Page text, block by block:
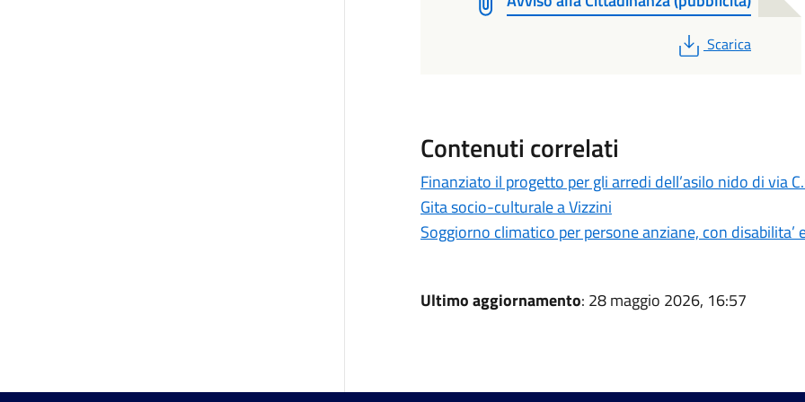
PDF
Scarica
Contenuti correlati
Finanziato il progetto per gli arredi dell’asilo nido di via
Gita socio-culturale a Vizzini
Soggiorno climatico per persone anziane, con disabilita’
Ultimo aggiornamento: 28 maggio 2026, 16:57